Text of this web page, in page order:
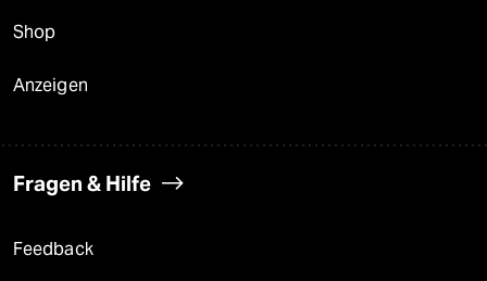
Shop
Anzeigen
Fragen & Hilfe
Feedback